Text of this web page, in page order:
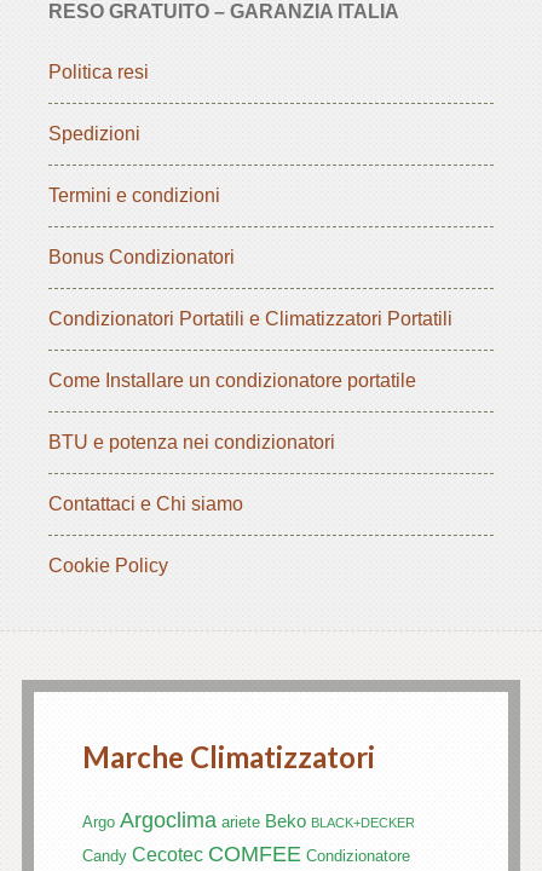
RESO GRATUITO – GARANZIA ITALIA
Politica resi
Spedizioni
Termini e condizioni
Bonus Condizionatori
Condizionatori Portatili e Climatizzatori Portatili
Come Installare un condizionatore portatile
BTU e potenza nei condizionatori
Contattaci e Chi siamo
Cookie Policy
Marche Climatizzatori
Argo Argoclima ariete Beko BLACK+DECKER
Candy Cecotec COMFEE Condizionatore